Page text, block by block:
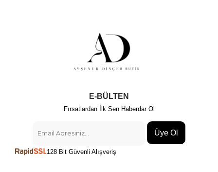
E-BÜLTEN
Fırsatlardan İlk Sen Haberdar Ol
Üye Ol
128 Bit Güvenli Alışveriş